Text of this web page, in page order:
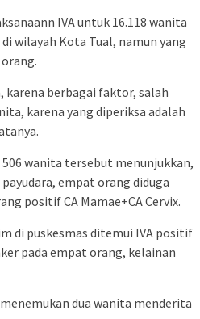
IVA untuk 16.118 wanita
wilayah Kota Tual, namun yang
karena berbagai faktor, salah
karena yang diperiksa adalah
wanita tersebut menunjukkan,
empat orang diduga
positif CA Mamae+CA Cervix.
di puskesmas ditemui IVA positif
pada empat orang, kelainan
dua wanita menderita